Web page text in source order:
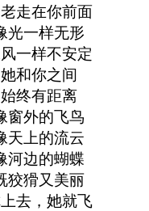
走在你前面
光一样无形
一样不安定
她和你之间
始终有距离
窗外的飞鸟
天上的流云
河边的蝴蝶
狡猾又美丽
去，她就飞